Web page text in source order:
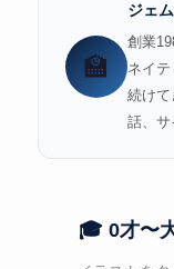
🏫
ジェ
創業
ネイテ
続けて
話、サ
🎓 0才〜